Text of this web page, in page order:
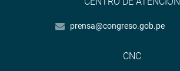
prensa@congreso.gob.pe
CNC